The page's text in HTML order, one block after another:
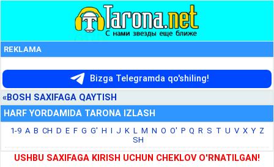
REKLAMA
Bizga Telegramda qo'shiling!
«BOSH SAXIFAGA QAYTISH
HARF YORDAMIDA TARONA IZLASH
1-9 A B CH D E F G G' H I J K L M N O O' P Q R S T U V X Y Z
SH
USHBU SAXIFAGA KIRISH UCHUN CHEKLOV O'RNATILGAN!